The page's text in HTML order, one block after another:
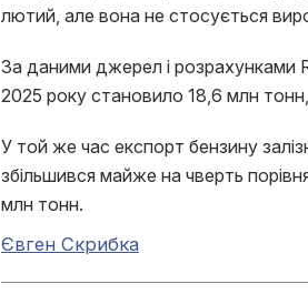
лютий, але вона не стосується
За даними джерел і розрахунками
2025 року становило 18,6 млн
У той же час експорт бензину
збільшився майже на чверть
млн тонн.
Євген Скрибка